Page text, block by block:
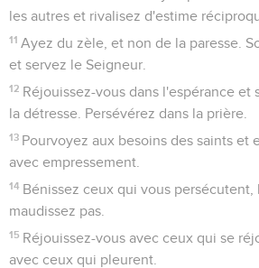
12
Ainsi donc, chacun de nous rendra
même.
Ne pas faire tomber son frère
13
Ne nous jugeons donc plus les uns
plutôt à ne pas placer d’obstacle ou
Je sais et je suis convaincu dans le
rien n'est impur en soi, mais si
Si ton frère est attristé à cause de ce